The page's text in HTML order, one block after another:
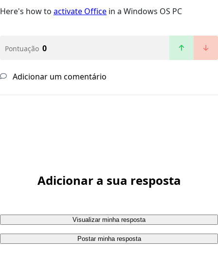
Here's how to activate Office in a Windows OS PC
Pontuação 0
Adicionar um comentário
Adicionar a sua resposta
Visualizar minha resposta
Postar minha resposta